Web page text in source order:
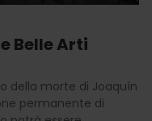
Belle Arti
della morte di Joaquín
permanente di